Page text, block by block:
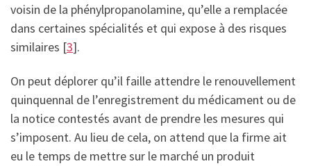
voisin de la phénylpropanolamine, qu’elle a remplacée
dans certaines spécialités et qui expose à des risques
similaires [3].
On peut déplorer qu’il faille attendre le renouvellement
quinquennal de l’enregistrement du médicament ou de
la notice contestés avant de prendre les mesures qui
s’imposent. Au lieu de cela, on attend que la firme ait
eu le temps de mettre sur le marché un produit